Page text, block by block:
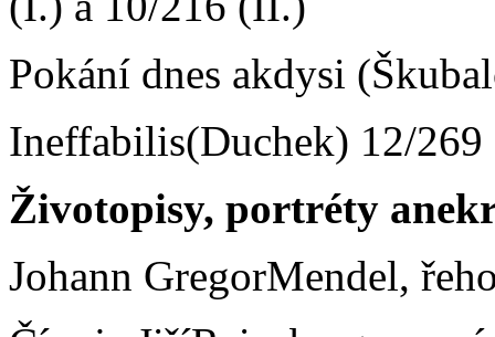
Pokání dnes akdysi
Ineffabilis(Duchek) 12/269
Životopisy, portréty
Johann GregorMendel,